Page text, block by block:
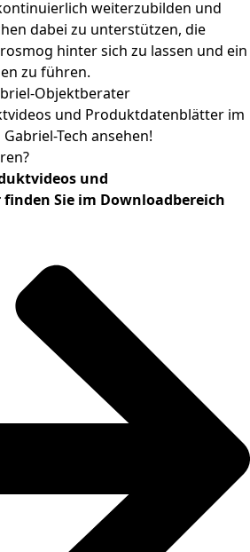
weiterzubilden und
dabei zu unterstützen, die
hinter sich zu lassen und ein
zu führen.
Objektberater
und
Sie im Download­bereich